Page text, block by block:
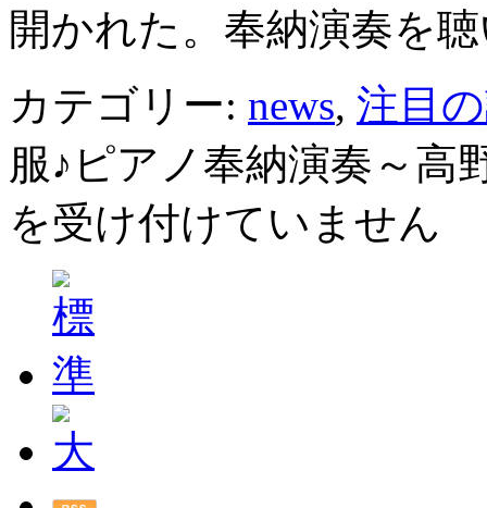
開かれた。奉納演奏を
カテゴリー: news, 注目
服♪ピアノ奉納演奏～高
を受け付けていません